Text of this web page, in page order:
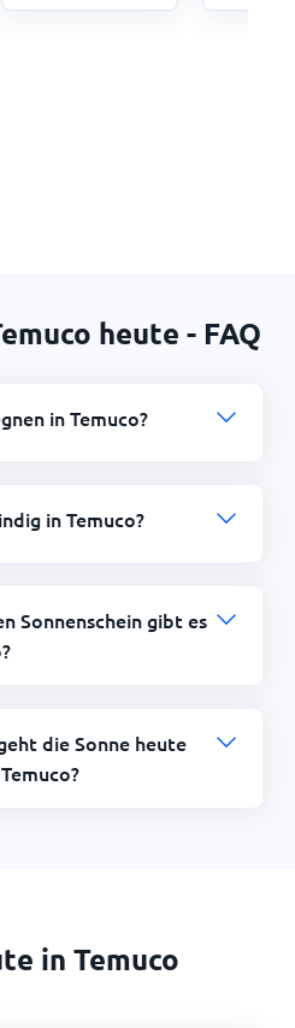
heute - FAQ
in Temuco?
in Temuco?
Sonnenschein gibt es
die Sonne heute
in Temuco